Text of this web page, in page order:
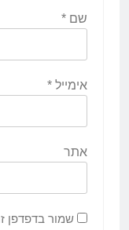
שם *
אימייל *
אתר
שמור בדפדפן